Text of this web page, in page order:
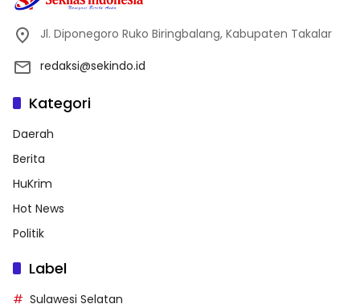
Jl. Diponegoro Ruko Biringbalang, Kabupaten Takalar
redaksi@sekindo.id
Kategori
Daerah
Berita
HuKrim
Hot News
Politik
Label
Sulawesi Selatan